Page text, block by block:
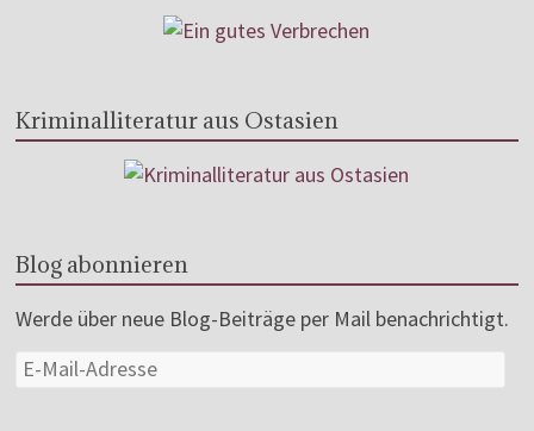
Kriminalliteratur aus Ostasien
Blog abonnieren
Werde über neue Blog-Beiträge per Mail benachrichtigt.